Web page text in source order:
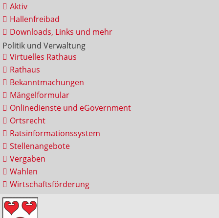
Aktiv
Hallenfreibad
Downloads, Links und mehr
Politik und Verwaltung
Virtuelles Rathaus
Rathaus
Bekanntmachungen
Mängelformular
Onlinedienste und eGovernment
Ortsrecht
Ratsinformationssystem
Stellenangebote
Vergaben
Wahlen
Wirtschaftsförderung